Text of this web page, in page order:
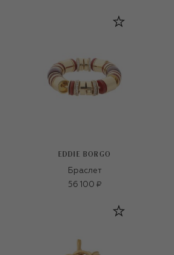
EDDIE BORGO
Браслет
56 100 ₽